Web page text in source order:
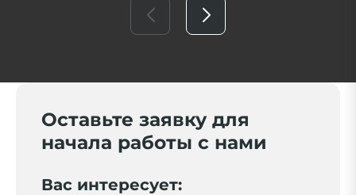
Оставьте заявку для
начала работы с нами
Вас интересует: